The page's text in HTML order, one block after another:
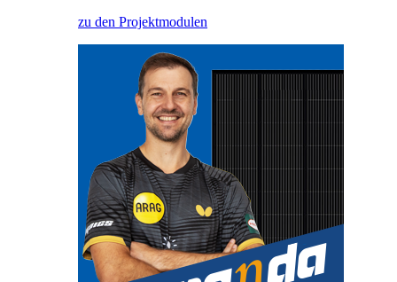
zu den Projektmodulen